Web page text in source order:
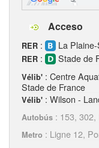
Acceso
RER : La
RER : Stade de
Vélib' : Centre
Stade de France
Vélib' : Wilson -
Autobús : 153,
Metro : Ligne 12,